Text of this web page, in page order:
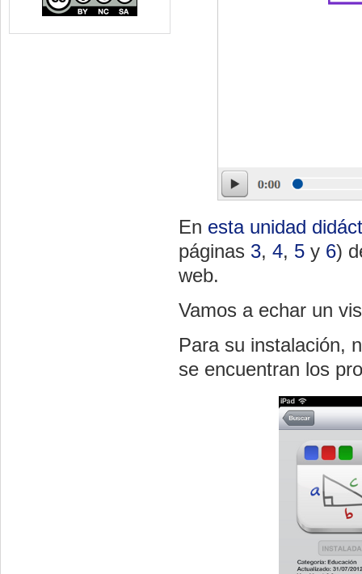
En esta unidad
páginas 3, 4, 5 y 6)
web.
Vamos a echar un
Para su instalación,
se encuentran los